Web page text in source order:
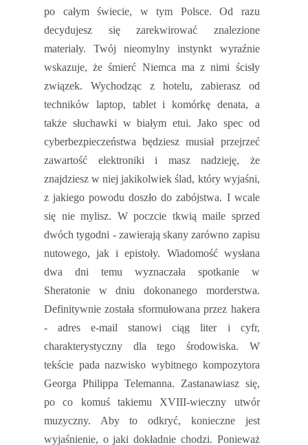
po całym świecie, w tym Polsce. Od razu
decydujesz się zarekwirować znalezione
materiały. Twój nieomylny instynkt wyraźnie
wskazuje, że śmierć Niemca ma z nimi ścisły
związek. Wychodząc z hotelu, zabierasz od
techników laptop, tablet i komórkę denata, a
także słuchawki w białym etui. Jako spec od
cyberbezpieczeństwa będziesz musiał przejrzeć
zawartość elektroniki i masz nadzieję, że
znajdziesz w niej jakikolwiek ślad, który wyjaśni,
z jakiego powodu doszło do zabójstwa. I wcale
się nie mylisz. W poczcie tkwią maile sprzed
dwóch tygodni - zawierają skany zarówno zapisu
nutowego, jak i epistoły. Wiadomość wysłana
dwa dni temu wyznaczała spotkanie w
Sheratonie w dniu dokonanego morderstwa.
Definitywnie została sformułowana przez hakera
- adres e-mail stanowi ciąg liter i cyfr,
charakterystyczny dla tego środowiska. W
tekście pada nazwisko wybitnego kompozytora
Georga Philippa Telemanna. Zastanawiasz się,
po co komuś takiemu XVIII-wieczny utwór
muzyczny. Aby to odkryć, konieczne jest
wyjaśnienie, o jaki dokładnie chodzi. Ponieważ